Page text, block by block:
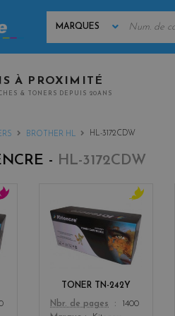
CLÉS
À PROXIMITÉ
& TONERS DEPUIS 20ANS
BROTHER HL HL-3172CDW
- HL-3172CDW
TONER TN-242Y
Color
e
l
o
Nbr. de pages
1400